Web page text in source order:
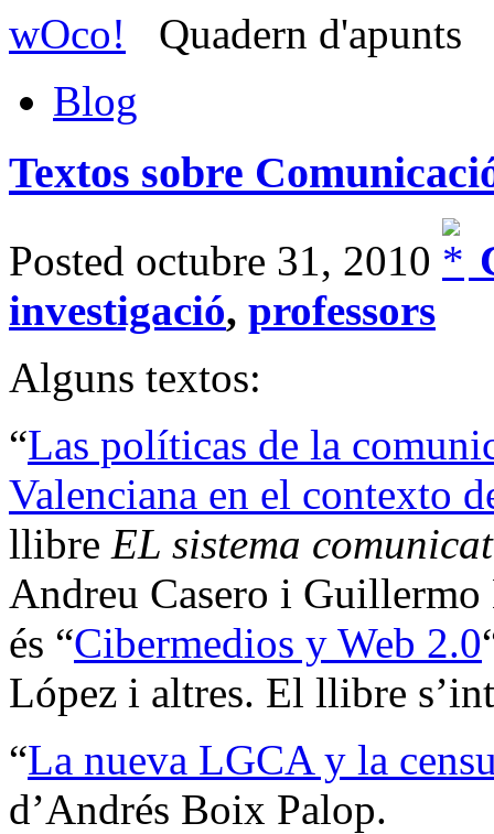
wOco!
Quadern d'apunts
Blog
Textos sobre
Posted octubre 31, 2010
investigació, professors
Alguns textos:
“Las políticas de la
Valenciana en el contexto
llibre EL sistema
Andreu Casero i
és “Cibermedios y Web 2.0
López i altres. El llibre
“La nueva LGCA y la
d’Andrés Boix Palop.